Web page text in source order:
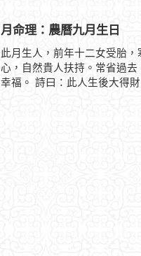
月命理：農曆九月生日
此月生人，前年十二女受胎
心，自然貴人扶持。常省過
幸福。 詩曰：此人生後大得